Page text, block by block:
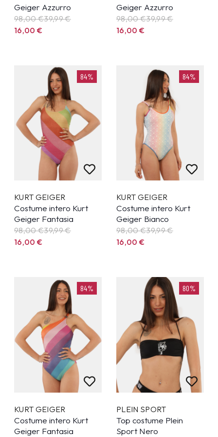
Geiger Azzurro
98,00 €39,99€
16,00€
Geiger Azzurro
98,00 €39,99€
16,00€
84%
KURT GEIGER
Costume intero Kurt
Geiger Fantasia
98,00 €39,99€
16,00€
84%
KURT GEIGER
Costume intero Kurt
Geiger Bianco
98,00 €39,99€
16,00€
84%
KURT GEIGER
Costume intero Kurt
Geiger Fantasia
80%
PLEIN SPORT
Top costume Plein
Sport Nero